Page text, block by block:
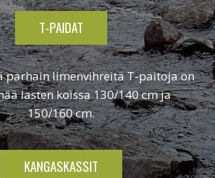
T-PAIDAT
parhain limenvihreitä T-paitoja on
lasten koissa 130/140 cm ja
150/160 cm.
KANGASKASSIT